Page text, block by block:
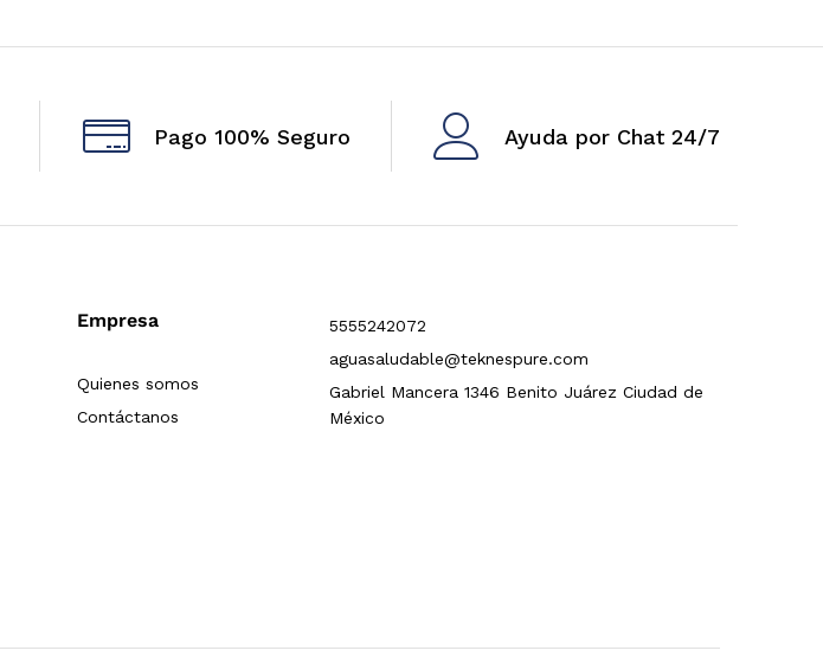
Pago 100% Seguro Ayuda por Chat 24/7
Empresa
Quienes somos
Contáctanos
5555242072
aguasaludable@teknespure.com
Gabriel Mancera 1346 Benito Juárez Ciudad de
México